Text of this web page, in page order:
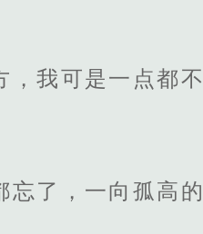
，我可是一点都
忘了，一向孤高